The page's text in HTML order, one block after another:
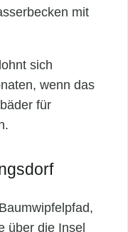
mit
sich
wenn das
für
über die Insel